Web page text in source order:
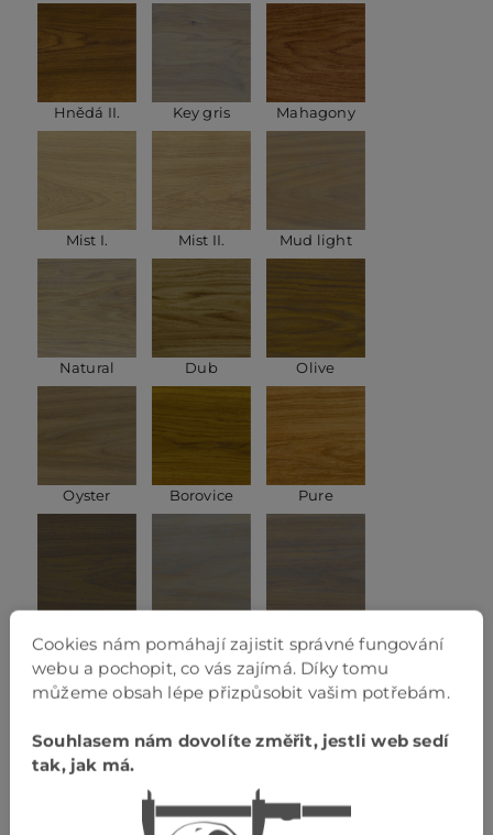
Hnědá II. Key gris Mahagony
Mist I. Mist II. Mud light
Natural Dub Olive
Oyster Borovice Pure
Kouřový dub Smoke I. Smoke II.
Cookies nám pomáhají zajistit správné fungování
webu a pochopit, co vás zajímá. Díky tomu
můžeme obsah lépe přizpůsobit vašim potřebám.
Souhlasem nám dovolíte změřit, jestli web sedí
tak, jak má.